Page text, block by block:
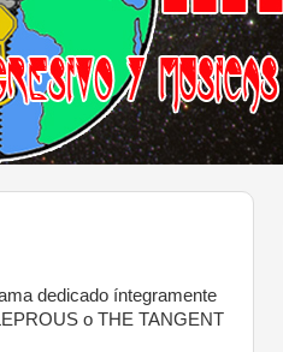
dedicado íntegramente
o THE TANGENT